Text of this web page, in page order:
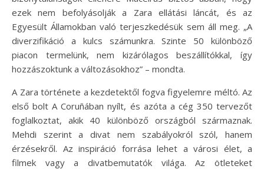
ezek nem befolyásolják a Zara ellátási láncát, és az
Egyesült Államokban való terjeszkedésük sem áll meg. „A
diverzifikáció a kulcs számunkra. Szinte 50 különböző
piacon termelünk, nem kizárólagos beszállítókkal, így
hozzászoktunk a változásokhoz” – mondta.
A Zara története a kezdetektől fogva figyelemre méltó. Az
első bolt A Coruñában nyílt, és azóta a cég 350 tervezőt
foglalkoztat, akik 40 különböző országból származnak.
Mehdi szerint a divat nem szabályokról szól, hanem
érzésekről. Az inspiráció forrása lehet a városi élet, a
filmek vagy a divatbemutatók világa. Az ötleteket